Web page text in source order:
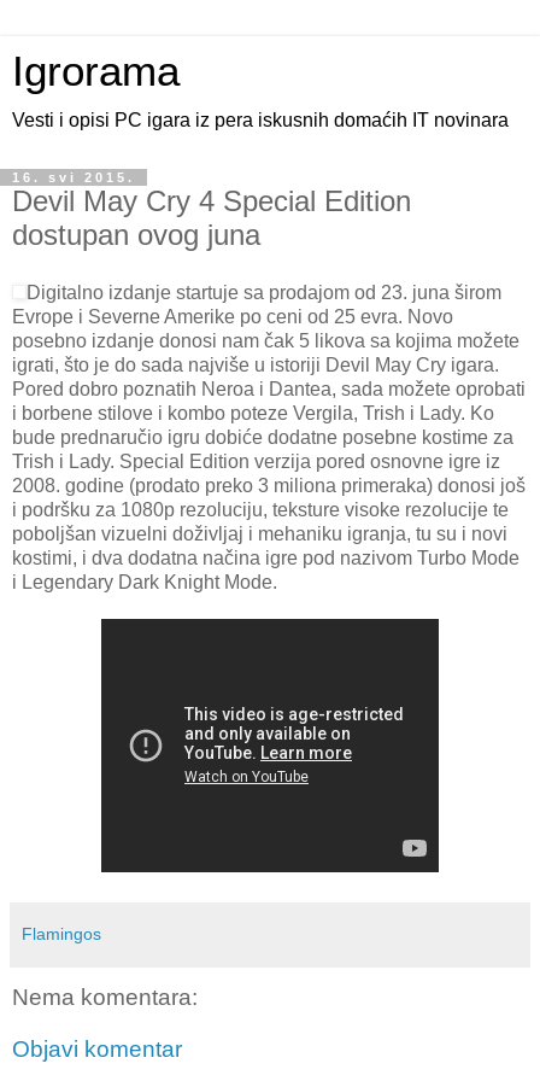
Igrorama
Vesti i opisi PC igara iz pera iskusnih domaćih IT novinara
16. svi 2015.
Devil May Cry 4 Special Edition
dostupan ovog juna
Digitalno izdanje startuje sa prodajom od 23. juna širom
Evrope i Severne Amerike po ceni od 25 evra. Novo
posebno izdanje donosi nam čak 5 likova sa kojima možete
igrati, što je do sada najviše u istoriji Devil May Cry igara.
Pored dobro poznatih Neroa i Dantea, sada možete oprobati
i borbene stilove i kombo poteze Vergila, Trish i Lady. Ko
bude prednaručio igru dobiće dodatne posebne kostime za
Trish i Lady. Special Edition verzija pored osnovne igre iz
2008. godine (prodato preko 3 miliona primeraka) donosi još
i podršku za 1080p rezoluciju, teksture visoke rezolucije te
poboljšan vizuelni doživljaj i mehaniku igranja, tu su i novi
kostimi, i dva dodatna načina igre pod nazivom Turbo Mode
i Legendary Dark Knight Mode.
Flamingos
Nema komentara:
Objavi komentar